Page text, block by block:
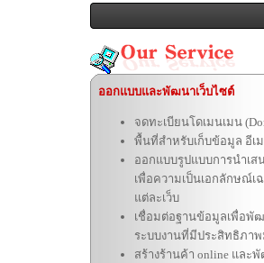
ออกแบบและพัฒนาเว็บไซต์
จดทะเบียนโดเมนเมน
พื้นที่สำหรับเก็บข้อมูล อีเม
ออกแบบรูปแบบการนำเส
เพื่อความเป็นเอกลักษณ์เ
แต่ละเว็บ
เชื่อมต่อฐานข้อมูลเพื่อพั
ระบบงานที่มีประสิทธิภา
สร้างร้านค้า online และ